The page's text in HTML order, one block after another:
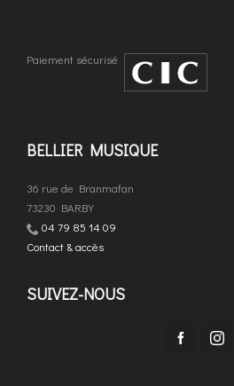
Paiement sécurisé
BELLIER MUSIQUE
36 rue de Branmafan
73230 BARBY
04 79 85 14 09
Contact & accès
SUIVEZ-NOUS